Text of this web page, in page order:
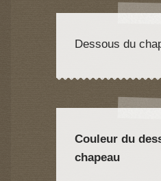
Dessous du
Couleur du
chapeau